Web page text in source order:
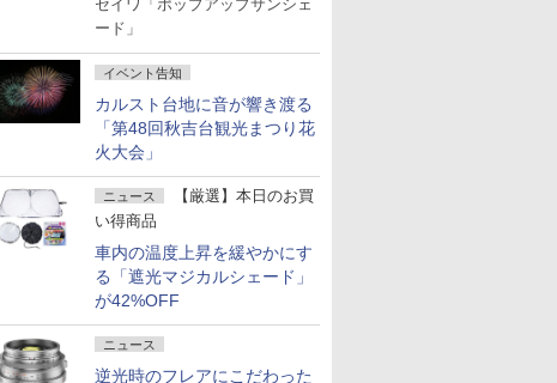
セイワ「ポップアップサンシェ
ード」
イベント告知
カルスト台地に音が響き渡る
「第48回秋吉台観光まつり花
火大会」
ニュース
【厳選】本日のお買
い得商品
車内の温度上昇を緩やかにす
る「遮光マジカルシェード」
が42%OFF
ニュース
逆光時のフレアにこだわった